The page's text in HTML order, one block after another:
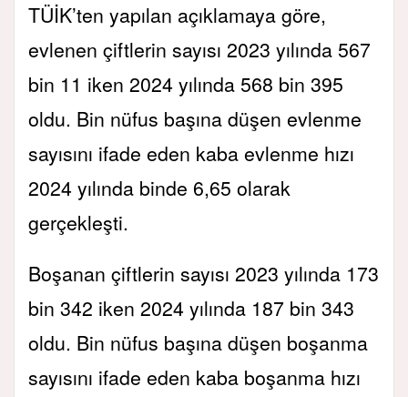
TÜİK’ten yapılan açıklamaya göre,
evlenen çiftlerin sayısı 2023 yılında 567
bin 11 iken 2024 yılında 568 bin 395
oldu. Bin nüfus başına düşen evlenme
sayısını ifade eden kaba evlenme hızı
2024 yılında binde 6,65 olarak
gerçekleşti.
Boşanan çiftlerin sayısı 2023 yılında 173
bin 342 iken 2024 yılında 187 bin 343
oldu. Bin nüfus başına düşen boşanma
sayısını ifade eden kaba boşanma hızı